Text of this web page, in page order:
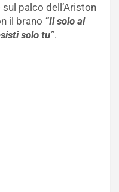
sul palco dell’Ariston
il brano “Il solo al
solo tu”.